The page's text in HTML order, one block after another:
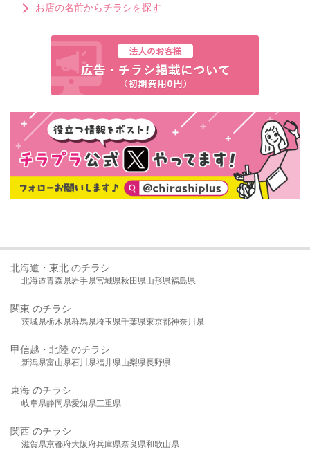
お店の名前からチラシを探す
北海道・東北 のチラシ
北海道青森県岩手県宮城県秋田県山形県福島県
関東 のチラシ
茨城県栃木県群馬県埼玉県千葉県東京都神奈川県
甲信越・北陸 のチラシ
新潟県富山県石川県福井県山梨県長野県
東海 のチラシ
岐阜県静岡県愛知県三重県
関西 のチラシ
滋賀県京都府大阪府兵庫県奈良県和歌山県